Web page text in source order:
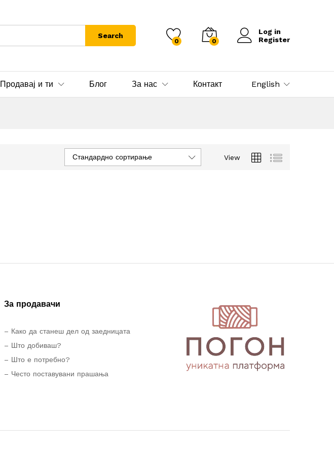
Search
0 0
Log in
Register
Продавај и ти Блог За нас Контакт English
View
Стандардно сортирање
За продавачи
– Како да станеш дел од заедницата
– Што добиваш?
– Што е потребно?
– Често поставувани прашања